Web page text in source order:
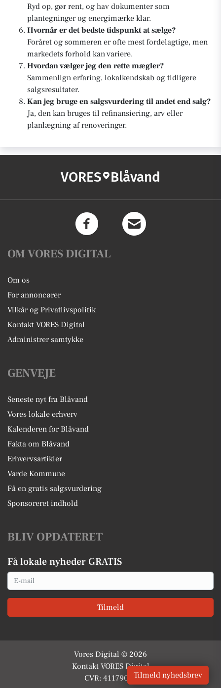
Ryd op, gør rent, og hav dokumenter som
plantegninger og energimærke klar.
Hvornår er det bedste tidspunkt at sælge?
Foråret og sommeren er ofte mest fordelagtige, men
markedets forhold kan variere.
Hvordan vælger jeg den rette mægler?
Sammenlign erfaring, lokalkendskab og tidligere
salgsresultater.
Kan jeg bruge en salgsvurdering til andet end salg?
Ja, den kan bruges til refinansiering, arv eller
planlægning af renoveringer.
VORES Blåvand
OM VORES DIGITAL
Om os
For annoncører
Vilkår og Privatlivspolitik
Kontakt VORES Digital
Administrer samtykke
GENVEJE
Seneste nyt fra Blåvand
Vores lokale erhverv
Kalenderen for Blåvand
Fakta om Blåvand
Erhvervsartikler
Varde Kommune
Få en gratis salgsvurdering
Sponsoreret indhold
BLIV OPDATERET
Få lokale nyheder GRATIS
Email
Tilmeld
Vores Digital © 2026
Kontakt VORES Digital
CVR: 41179082Tilmeld nyhedsbrev